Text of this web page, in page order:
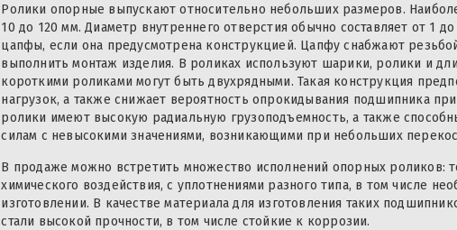
Ролики опорные выпускают относительно небольших размеров.
10 до 120 мм. Диаметр внутреннего отверстия обычно составляет от 1
цапфы, если она предусмотрена конструкцией. Цапфу снабжают
выполнить монтаж изделия. В роликах используют шарики, ролики и
короткими роликами могут быть двухрядными. Такая конструкция
нагрузок, а также снижает вероятность опрокидывания подшипника
ролики имеют высокую радиальную грузоподъемность, а также
силам с невысокими значениями, возникающими при небольших
В продаже можно встретить множество исполнений опорных роликов:
химического воздействия, с уплотнениями разного типа, в том числе
изготовлении. В качестве материала для изготовления таких
стали высокой прочности, в том числе стойкие к коррозии.